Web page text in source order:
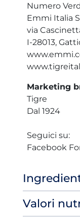
Numero
Emmi Italia
via
I-28013,
Marketing
Tigre
Dal 1924
Seguici su:
Facebook
Valori